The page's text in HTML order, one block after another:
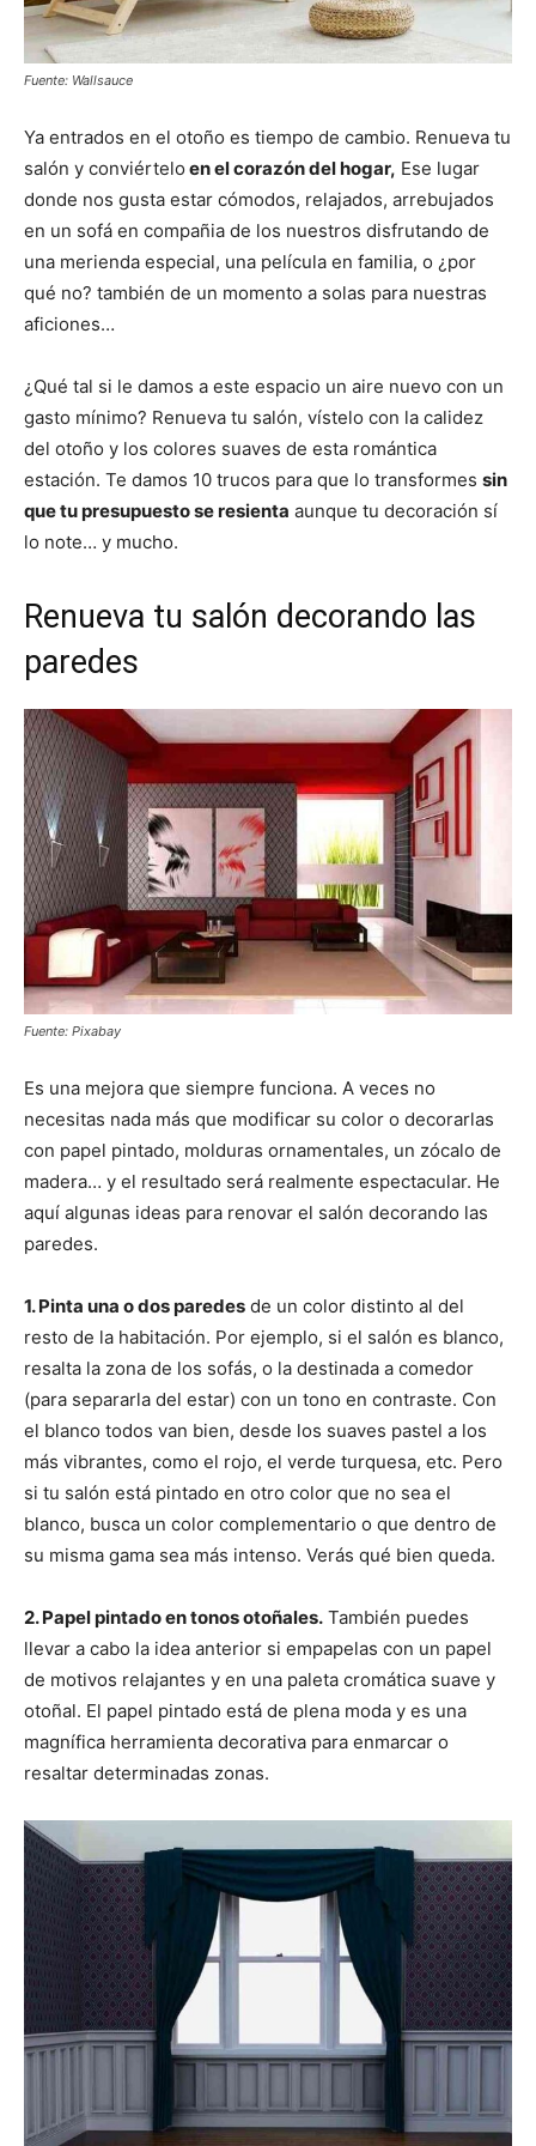
Fuente: Wallsauce
Ya entrados en el otoño es tiempo de cambio. Renueva tu
salón y conviértelo en el corazón del hogar, Ese lugar
donde nos gusta estar cómodos, relajados, arrebujados
en un sofá en compañia de los nuestros disfrutando de
una merienda especial, una película en familia, o ¿por
qué no? también de un momento a solas para nuestras
aficiones…
¿Qué tal si le damos a este espacio un aire nuevo con un
gasto mínimo? Renueva tu salón, vístelo con la calidez
del otoño y los colores suaves de esta romántica
estación. Te damos 10 trucos para que lo transformes sin
que tu presupuesto se resienta aunque tu decoración sí
lo note… y mucho.
Renueva tu salón decorando las
paredes
Fuente: Pixabay
Es una mejora que siempre funciona. A veces no
necesitas nada más que modificar su color o decorarlas
con papel pintado, molduras ornamentales, un zócalo de
madera… y el resultado será realmente espectacular. He
aquí algunas ideas para renovar el salón decorando las
paredes.
1. Pinta una o dos paredes de un color distinto al del
resto de la habitación. Por ejemplo, si el salón es blanco,
resalta la zona de los sofás, o la destinada a comedor
(para separarla del estar) con un tono en contraste. Con
el blanco todos van bien, desde los suaves pastel a los
más vibrantes, como el rojo, el verde turquesa, etc. Pero
si tu salón está pintado en otro color que no sea el
blanco, busca un color complementario o que dentro de
su misma gama sea más intenso. Verás qué bien queda.
2. Papel pintado en tonos otoñales. También puedes
llevar a cabo la idea anterior si empapelas con un papel
de motivos relajantes y en una paleta cromática suave y
otoñal. El papel pintado está de plena moda y es una
magnífica herramienta decorativa para enmarcar o
resaltar determinadas zonas.